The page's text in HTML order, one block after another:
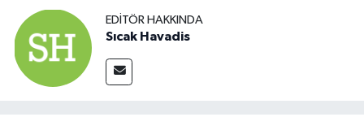
EDITÖR HAKKINDA
Sıcak Havadis